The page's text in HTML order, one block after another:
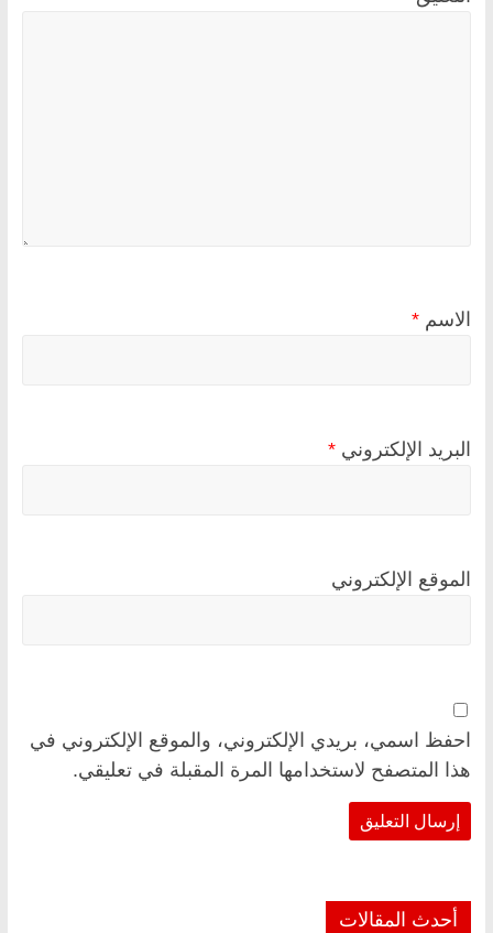
الاسم *
البريد الإلكتروني *
الموقع الإلكتروني
احفظ اسمي، بريدي الإلكتروني، والموقع الإلكتروني في
هذا المتصفح لاستخدامها المرة المقبلة في تعليقي.
أحدث المقالات